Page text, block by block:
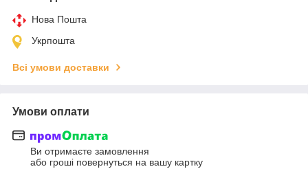
Нова Пошта
Укрпошта
Всі умови доставки
Умови оплати
Ви отримаєте замовлення
або гроші повернуться на вашу картку